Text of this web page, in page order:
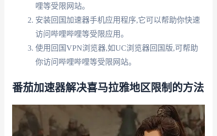
哩等受限网站。
安装回国加速器手机应用程序,它可以帮助你快速
访问哔哩哔哩等受限应用。
使用回国VPN浏览器,如UC浏览器回国版,可帮助
你访问哔哩哔哩等受限网站。
番茄加速器解决喜马拉雅地区限制的方法